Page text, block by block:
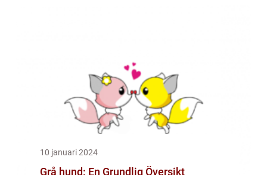
10 januari 2024
Grå hund: En Grundlig Översikt